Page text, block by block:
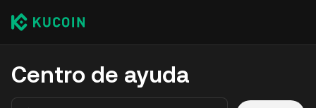
Centro de ayuda